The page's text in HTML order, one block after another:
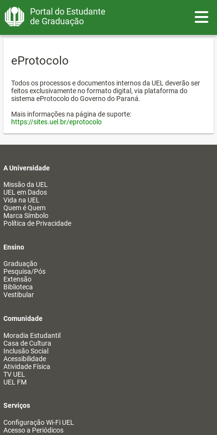
Portal do Estudante
de Graduação
eProtocolo
Todos os processos e documentos internos da UEL deverão ser
feitos exclusivamente no formato digital, via plataforma do
sistema eProtocolo do Governo do Paraná.
Mais informações na página de suporte:
https://sites.uel.br/eprotocolo
A Universidade
Missão da UEL
UEL em Dados
Vida na UEL
Quem é Quem
Marca Símbolo
Política de Privacidade
Ensino
Graduação
Pesquisa/Pós
Extensão
Biblioteca
Vestibular
Comunidade
Moradia Estudantil
Casa de Cultura
Inclusão Social
Acessibilidade
Atividade Física
TV UEL
UEL FM
Serviços
Configuração Wi-Fi UEL
Acesso a Periódicos